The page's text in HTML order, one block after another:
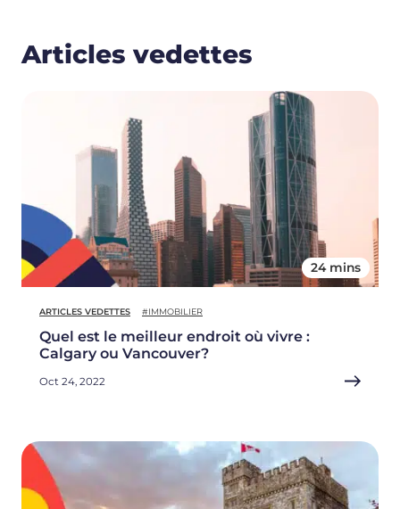
Articles vedettes
24 mins
ARTICLES VEDETTES #IMMOBILIER
Quel est le meilleur endroit où vivre :
Calgary ou Vancouver?
Oct 24, 2022